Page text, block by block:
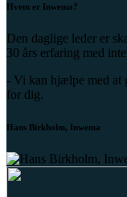
Hvem er Inwema?
Den daglige leder er
30 års erfaring med
- Vi kan hjælpe med at
for dig.
Hans Birkholm, Inwema